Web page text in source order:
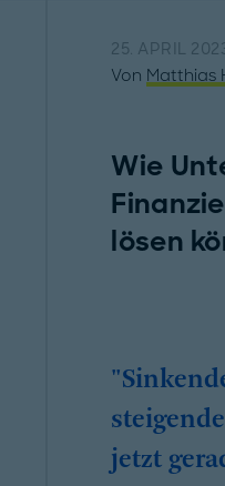
25. APRIL
Von Matthias
Wie
lösen
jetzt